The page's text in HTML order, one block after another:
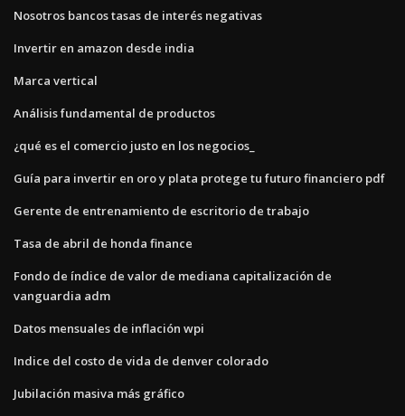
Nosotros bancos tasas de interés negativas
Invertir en amazon desde india
Marca vertical
Análisis fundamental de productos
¿qué es el comercio justo en los negocios_
Guía para invertir en oro y plata protege tu futuro financiero pdf
Gerente de entrenamiento de escritorio de trabajo
Tasa de abril de honda finance
Fondo de índice de valor de mediana capitalización de
vanguardia adm
Datos mensuales de inflación wpi
Indice del costo de vida de denver colorado
Jubilación masiva más gráfico